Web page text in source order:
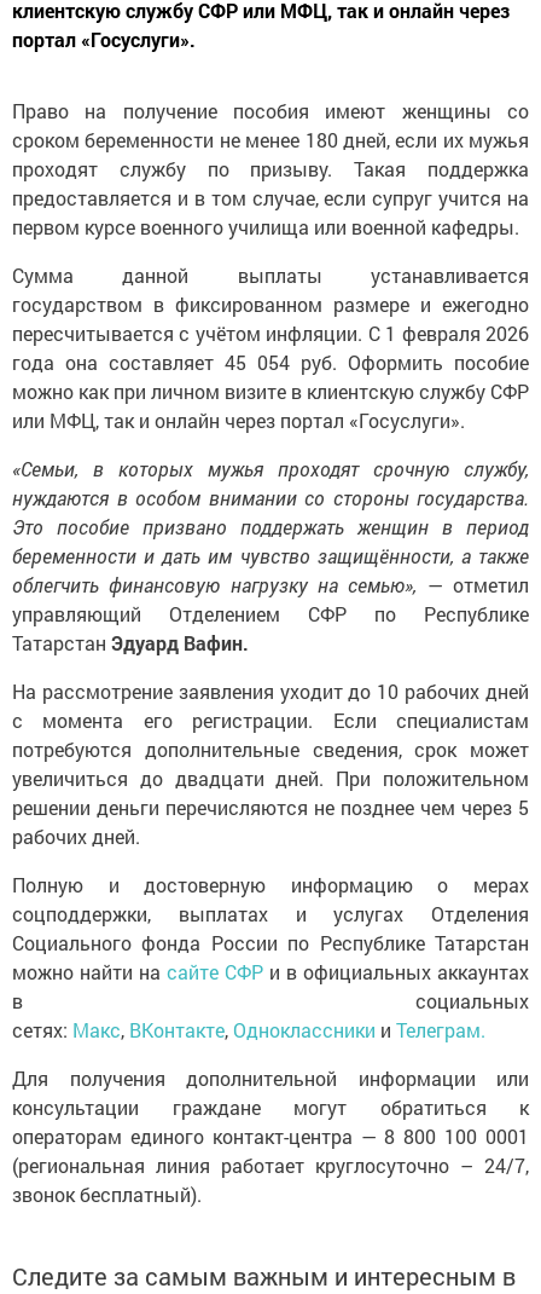
клиентскую службу СФР или МФЦ, так и онлайн через
портал «Госуслуги».
Право на получение пособия имеют женщины со
сроком беременности не менее 180 дней, если их мужья
проходят службу по призыву. Такая поддержка
предоставляется и в том случае, если супруг учится на
первом курсе военного училища или военной кафедры.
Сумма данной выплаты устанавливается
государством в фиксированном размере и ежегодно
пересчитывается с учётом инфляции. С 1 февраля 2026
года она составляет 45 054 руб. Оформить пособие
можно как при личном визите в клиентскую службу СФР
или МФЦ, так и онлайн через портал «Госуслуги».
«Семьи, в которых мужья проходят срочную службу,
нуждаются в особом внимании со стороны государства.
Это пособие призвано поддержать женщин в период
беременности и дать им чувство защищённости, а также
облегчить финансовую нагрузку на семью», — отметил
управляющий Отделением СФР по Республике
Татарстан Эдуард Вафин.
На рассмотрение заявления уходит до 10 рабочих дней
с момента его регистрации. Если специалистам
потребуются дополнительные сведения, срок может
увеличиться до двадцати дней. При положительном
решении деньги перечисляются не позднее чем через 5
рабочих дней.
Полную и достоверную информацию о мерах
соцподдержки, выплатах и услугах Отделения
Социального фонда России по Республике Татарстан
можно найти на сайте СФР и в официальных аккаунтах
в социальных
сетях: Макс, ВКонтакте, Одноклассники и Телеграм.
Для получения дополнительной информации или
консультации граждане могут обратиться к
операторам единого контакт-центра — 8 800 100 0001
(региональная линия работает круглосуточно – 24/7,
звонок бесплатный).
Следите за самым важным и интересным в